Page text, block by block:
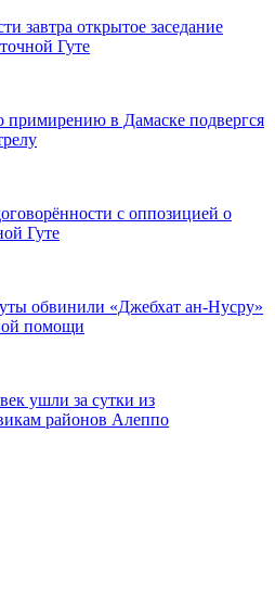
завтра открытое заседание
Гуте
примирению в Дамаске подвергся
с оппозицией о
Гуте
обвинили «Джебхат ан-Нусру»
помощи
ушли за сутки из
районов Алеппо